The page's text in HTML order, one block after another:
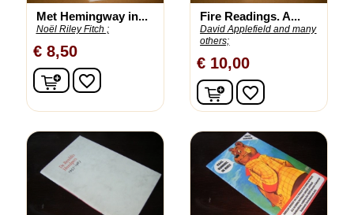
Met Hemingway in...
Noël Riley Fitch ;
€ 8,50
In winkelwagen
favorite_border
Fire Readings. A...
David Applefield and many
others;
€ 10,00
In winkelwagen
favorite_border